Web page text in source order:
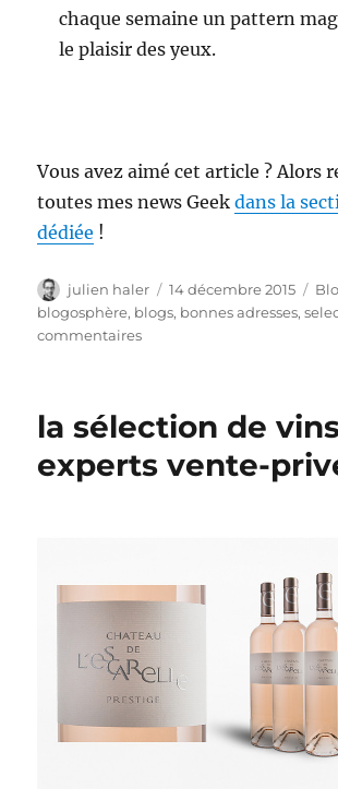
chaque semaine un pattern
le plaisir des yeux.
Vous avez aimé cet article ? Alors
toutes mes news Geekdans la
dédiée !
Auteur
julien haler
Publié
le
14 décembre 2015
blogosphère, blogs, bonnes adresses,
commentairessur
de
blogosphère
la sélection de
experts vente-